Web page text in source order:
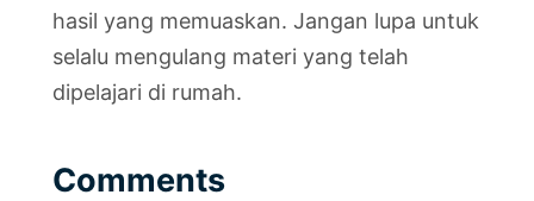
hasil yang memuaskan. Jangan lupa untuk
selalu mengulang materi yang telah
dipelajari di rumah.
Comments